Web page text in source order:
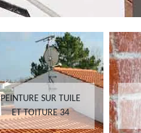
PEINTURE SUR TUILE
ET TOITURE 34